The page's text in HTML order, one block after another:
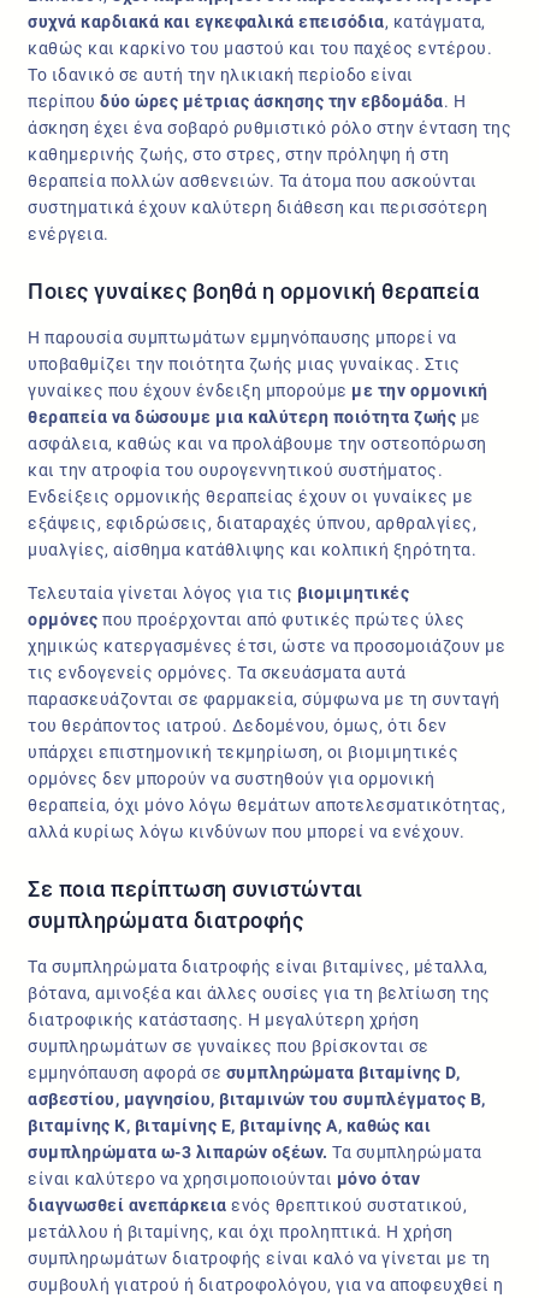
συχνά καρδιακά και εγκεφαλικά επεισόδια, κατάγματα,
καθώς και καρκίνο του μαστού και του παχέος εντέρου.
Το ιδανικό σε αυτή την ηλικιακή περίοδο είναι
περίπου δύο ώρες μέτριας άσκησης την εβδομάδα. Η
άσκηση έχει ένα σοβαρό ρυθμιστικό ρόλο στην ένταση της
καθημερινής ζωής, στο στρες, στην πρόληψη ή στη
θεραπεία πολλών ασθενειών. Τα άτομα που ασκούνται
συστηματικά έχουν καλύτερη διάθεση και περισσότερη
ενέργεια.
Ποιες γυναίκες βοηθά η ορμονική θεραπεία
Η παρουσία συμπτωμάτων εμμηνόπαυσης μπορεί να
υποβαθμίζει την ποιότητα ζωής μιας γυναίκας. Στις
γυναίκες που έχουν ένδειξη μπορούμε με την ορμονική
θεραπεία να δώσουμε μια καλύτερη ποιότητα ζωής με
ασφάλεια, καθώς και να προλάβουμε την οστεοπόρωση
και την ατροφία του ουρογεννητικού συστήματος.
Ενδείξεις ορμονικής θεραπείας έχουν οι γυναίκες με
εξάψεις, εφιδρώσεις, διαταραχές ύπνου, αρθραλγίες,
μυαλγίες, αίσθημα κατάθλιψης και κολπική ξηρότητα.
Τελευταία γίνεται λόγος για τις βιομιμητικές
ορμόνες που προέρχονται από φυτικές πρώτες ύλες
χημικώς κατεργασμένες έτσι, ώστε να προσομοιάζουν με
τις ενδογενείς ορμόνες. Τα σκευάσματα αυτά
παρασκευάζονται σε φαρμακεία, σύμφωνα με τη συνταγή
του θεράποντος ιατρού. Δεδομένου, όμως, ότι δεν
υπάρχει επιστημονική τεκμηρίωση, οι βιομιμητικές
ορμόνες δεν μπορούν να συστηθούν για ορμονική
θεραπεία, όχι μόνο λόγω θεμάτων αποτελεσματικότητας,
αλλά κυρίως λόγω κινδύνων που μπορεί να ενέχουν.
Σε ποια περίπτωση συνιστώνται
συμπληρώματα διατροφής
Τα συμπληρώματα διατροφής είναι βιταμίνες, μέταλλα,
βότανα, αμινοξέα και άλλες ουσίες για τη βελτίωση της
διατροφικής κατάστασης. Η μεγαλύτερη χρήση
συμπληρωμάτων σε γυναίκες που βρίσκονται σε
εμμηνόπαυση αφορά σε συμπληρώματα βιταμίνης D,
ασβεστίου, μαγνησίου, βιταμινών του συμπλέγματος Β,
βιταμίνης Κ, βιταμίνης Ε, βιταμίνης Α, καθώς και
συμπληρώματα ω-3 λιπαρών οξέων. Τα συμπληρώματα
είναι καλύτερο να χρησιμοποιούνται μόνο όταν
διαγνωσθεί ανεπάρκεια ενός θρεπτικού συστατικού,
μετάλλου ή βιταμίνης, και όχι προληπτικά. Η χρήση
συμπληρωμάτων διατροφής είναι καλό να γίνεται με τη
συμβουλή γιατρού ή διατροφολόγου, για να αποφευχθεί η